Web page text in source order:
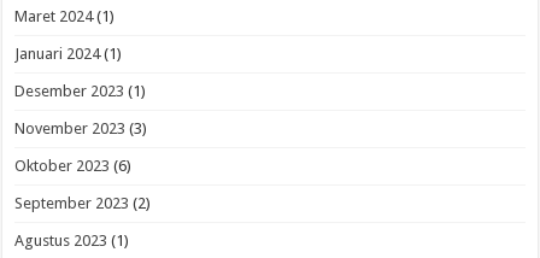
Maret 2024(1)
Januari 2024(1)
Desember 2023 (1)
November 2023 (3)
Oktober 2023 (6)
September 2023 (2)
Agustus 2023 (1)